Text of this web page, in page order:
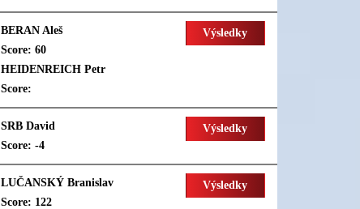
BERAN Aleš
Score: 60
Výsledky
HEIDENREICH Petr
Score:
SRB David
Score: -4
Výsledky
LUČANSKÝ Branislav
Score: 122
Výsledky